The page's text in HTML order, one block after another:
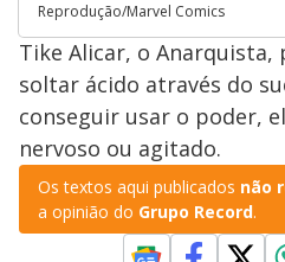
Reprodução/Marvel Comics
Tike Alicar, o Anarquista,
soltar ácido através do
conseguir usar o poder,
nervoso ou agitado.
Os textos aqui publicados não
a opinião do Grupo Record.